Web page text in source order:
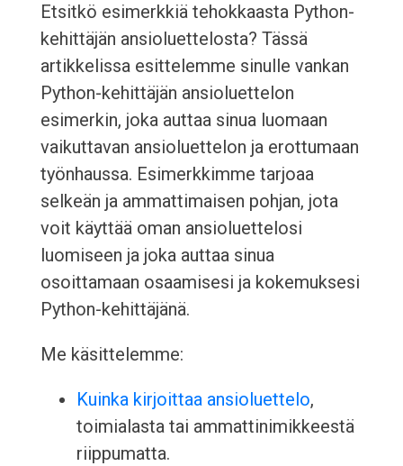
Etsitkö esimerkkiä tehokkaasta Python-
kehittäjän ansioluettelosta? Tässä
artikkelissa esittelemme sinulle vankan
Python-kehittäjän ansioluettelon
esimerkin, joka auttaa sinua luomaan
vaikuttavan ansioluettelon ja erottumaan
työnhaussa. Esimerkkimme tarjoaa
selkeän ja ammattimaisen pohjan, jota
voit käyttää oman ansioluettelosi
luomiseen ja joka auttaa sinua
osoittamaan osaamisesi ja kokemuksesi
Python-kehittäjänä.
Me käsittelemme:
Kuinka kirjoittaa ansioluettelo,
toimialasta tai ammattinimikkeestä
riippumatta.